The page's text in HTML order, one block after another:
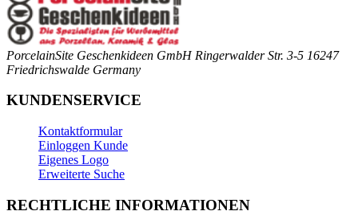
PorcelainSite Geschenkideen GmbH Ringerwalder Str. 3-5 16247
Friedrichswalde Germany
KUNDENSERVICE
Kontaktformular
Einloggen Kunde
Eigenes Logo
Erweiterte Suche
RECHTLICHE INFORMATIONEN